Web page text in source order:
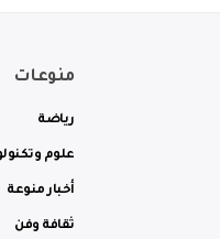
منوعات
رياضة
علوم
أخبار منوعة
ثقافة وفن